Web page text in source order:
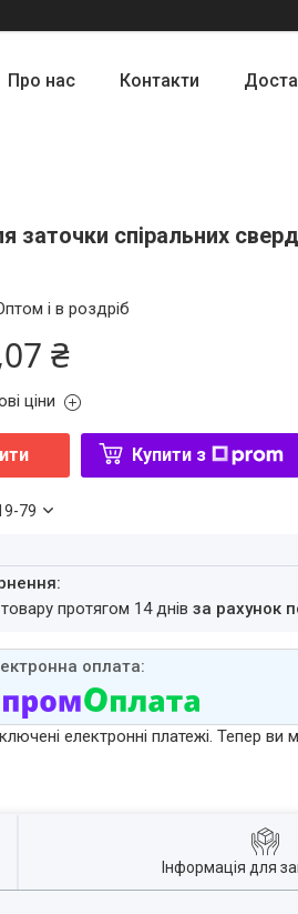
Про нас Контакти
заточки спіральних
і в роздріб
₴
ціни
Купити з
79
товару протягом 14 днівза рахунок
електронні платежі. Тепер
Інформація для